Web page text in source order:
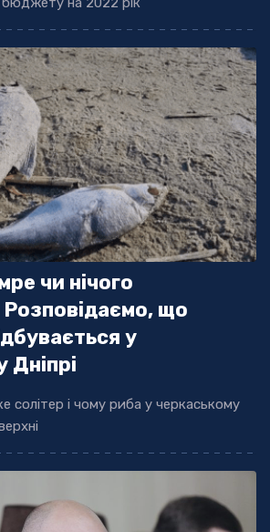
чи нічого
що
у
Дніпрі
солітер і чому риба у черкаському